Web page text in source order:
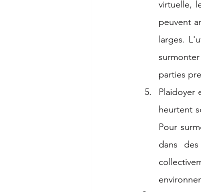
virtuelle,
peuvent
larges.
parties
Plaidoyer
heurtent
Pour
dans